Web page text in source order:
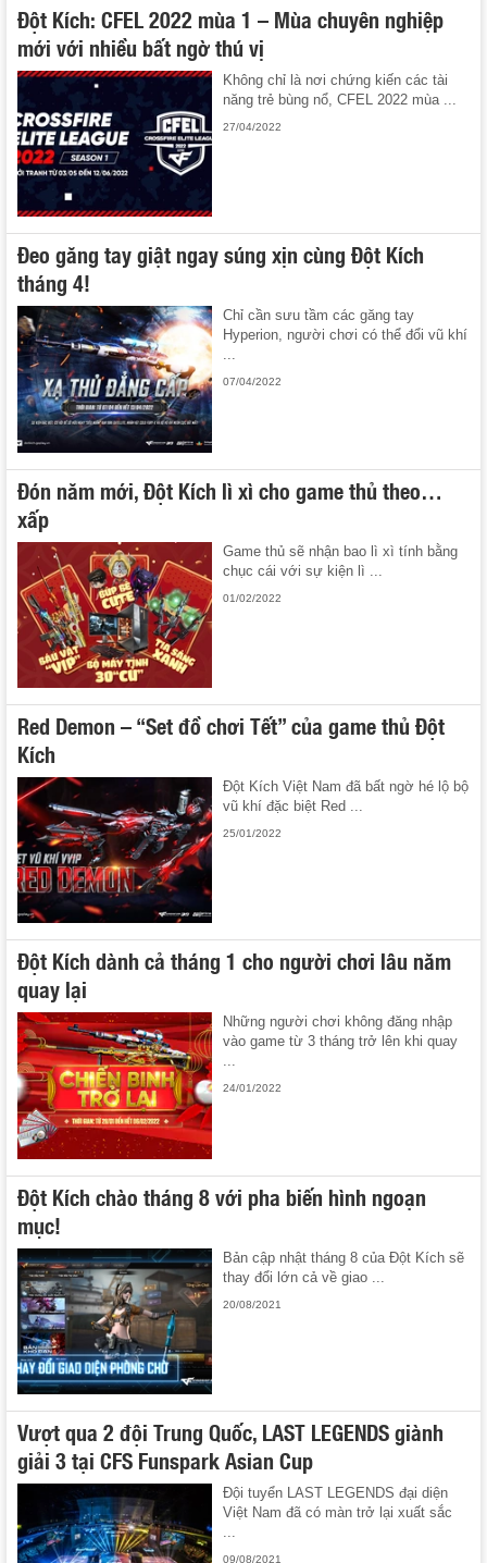
Đột Kích: CFEL 2022 mùa 1 – Mùa chuyên nghiệp
mới với nhiều bất ngờ thú vị
Không chỉ là nơi chứng kiến các tài
năng trẻ bùng nổ, CFEL 2022 mùa ...
27/04/2022
Đeo găng tay giật ngay súng xịn cùng Đột Kích
tháng 4!
Chỉ cần sưu tầm các găng tay
Hyperion, người chơi có thể đổi vũ khí
...
07/04/2022
Đón năm mới, Đột Kích lì xì cho game thủ theo…
xấp
Game thủ sẽ nhận bao lì xì tính bằng
chục cái với sự kiện lì ...
01/02/2022
Red Demon – “Set đồ chơi Tết” của game thủ Đột
Kích
Đột Kích Việt Nam đã bất ngờ hé lộ bộ
vũ khí đặc biệt Red ...
25/01/2022
Đột Kích dành cả tháng 1 cho người chơi lâu năm
quay lại
Những người chơi không đăng nhập
vào game từ 3 tháng trở lên khi quay
...
24/01/2022
Đột Kích chào tháng 8 với pha biến hình ngoạn
mục!
Bản cập nhật tháng 8 của Đột Kích sẽ
thay đổi lớn cả về giao ...
20/08/2021
Vượt qua 2 đội Trung Quốc, LAST LEGENDS giành
giải 3 tại CFS Funspark Asian Cup
Đội tuyển LAST LEGENDS đại diện
Việt Nam đã có màn trở lại xuất sắc
...
09/08/2021